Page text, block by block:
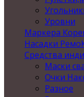
Уровни
Маркера
Насадки
Средства
Маски
Очки
Разное